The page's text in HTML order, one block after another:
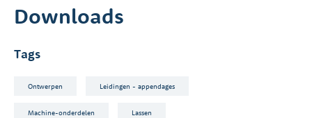
Downloads
Tags
Ontwerpen Leidingen - appendages
Machine-onderdelen Lassen